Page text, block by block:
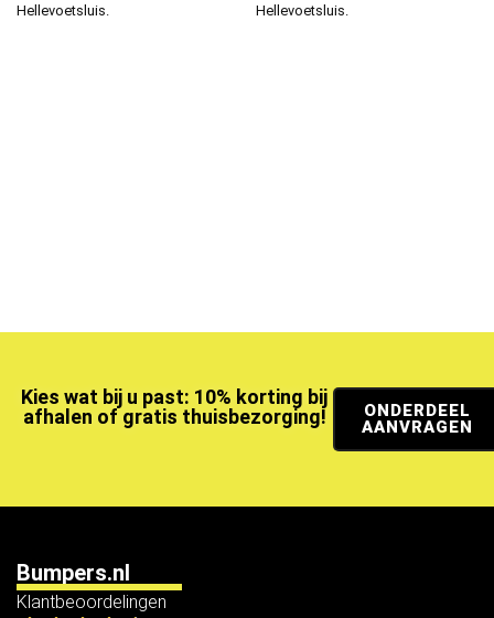
Hellevoetsluis.
Hellevoetsluis.
Kies wat bij u past: 10% korting bij
afhalen of gratis thuisbezorging!
ONDERDEEL
AANVRAGEN
Bumpers.nl
Klantbeoordelingen